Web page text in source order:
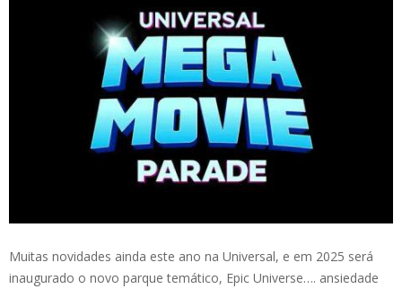
Muitas novidades ainda este ano na Universal, e em 2025 será
inaugurado o novo parque temático, Epic Universe…. ansiedade